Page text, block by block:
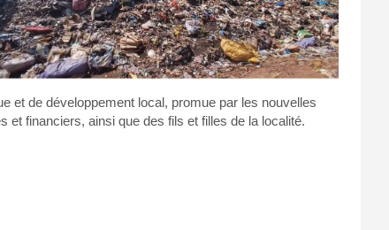
et de développement local, promue par les nouvelles
financiers, ainsi que des fils et filles de la localité.